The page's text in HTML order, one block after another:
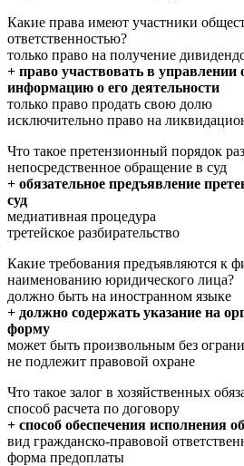
Какие права имеют участники
ответственностью?
только право на получение
+ право участвовать в
информацию о его деятельности
только право продать свою долю
исключительно право на
Что такое претензионный порядок
непосредственное обращение в суд
+ обязательное предъявление
суд
медиативная процедура
третейское разбирательство
Какие требования предъявляются к
наименованию юридического лица?
должно быть на иностранном языке
+ должно содержать указание на
форму
может быть произвольным без
не подлежит правовой охране
Что такое залог в хозяйственных
способ расчета по договору
+ способ обеспечения исполнения
вид гражданско-правовой
форма предоплаты